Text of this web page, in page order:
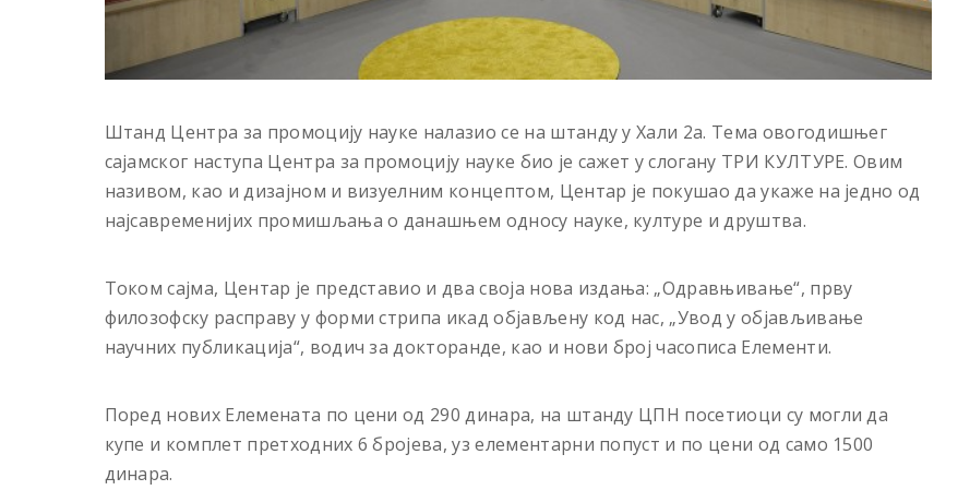
Штанд Центра за промоцију науке налазио се на штанду у Хали 2а. Тема овогодишњег
сајaмског наступа Центра за промоцију науке био је сажет у слогану ТРИ КУЛТУРЕ. Овим
називом, као и дизајном и визуелним концептом, Центар је покушао да укаже на једно од
најсавременијих промишљања о данашњем односу науке, културе и друштва.
Током сајма, Центар је представио и два своја нова издања: „Одравњивање“, прву
филозофску расправу у форми стрипа икад објављену код нас, „Увод у објављивање
научних публикација“, водич за докторанде, као и нови број часописа Елементи.
Поред нових Елемената по цени од 290 динара, на штанду ЦПН посетиоци су могли да
купе и комплет претходних 6 бројева, уз елементарни попуст и по цени од само 1500
динара.